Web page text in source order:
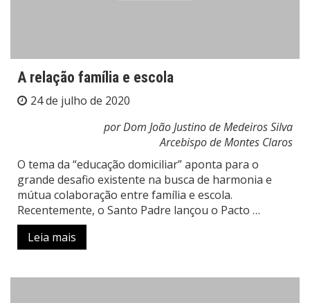
A relação família e escola
24 de julho de 2020
por Dom João Justino de Medeiros Silva
Arcebispo de Montes Claros
O tema da “educação domiciliar” aponta para o
grande desafio existente na busca de harmonia e
mútua colaboração entre família e escola.
Recentemente, o Santo Padre lançou o Pacto …
Leia mais